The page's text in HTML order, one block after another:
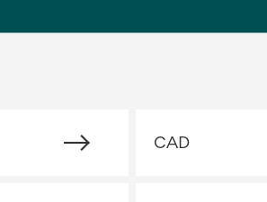
CAD